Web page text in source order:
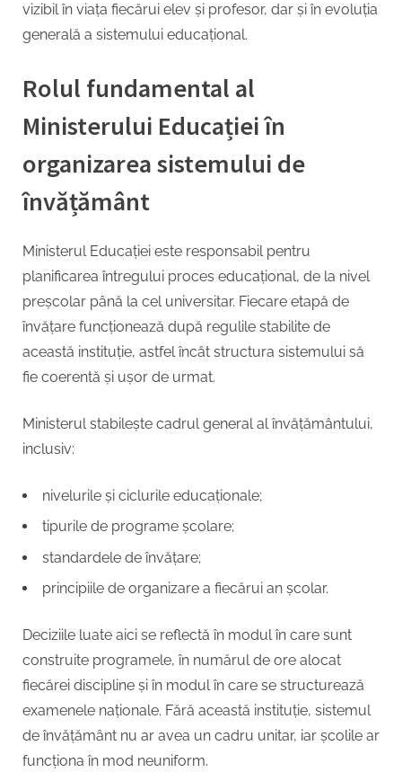
vizibil în viața fiecărui elev și profesor, dar și în evoluția
generală a sistemului educațional.
Rolul fundamental al
Ministerului Educației în
organizarea sistemului de
învățământ
Ministerul Educației este responsabil pentru
planificarea întregului proces educațional, de la nivel
preșcolar până la cel universitar. Fiecare etapă de
învățare funcționează după regulile stabilite de
această instituție, astfel încât structura sistemului să
fie coerentă și ușor de urmat.
Ministerul stabilește cadrul general al învățământului,
inclusiv:
nivelurile și ciclurile educaționale;
tipurile de programe școlare;
standardele de învățare;
principiile de organizare a fiecărui an școlar.
Deciziile luate aici se reflectă în modul în care sunt
construite programele, în numărul de ore alocat
fiecărei discipline și în modul în care se structurează
examenele naționale. Fără această instituție, sistemul
de învățământ nu ar avea un cadru unitar, iar școlile ar
funcționa în mod neuniform.